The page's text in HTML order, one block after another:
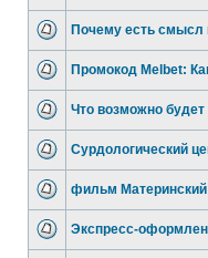
Почему есть смысл
Промокод Melbet:
Что возможно
Сурдологический
фильм Материнский
Экспресс-